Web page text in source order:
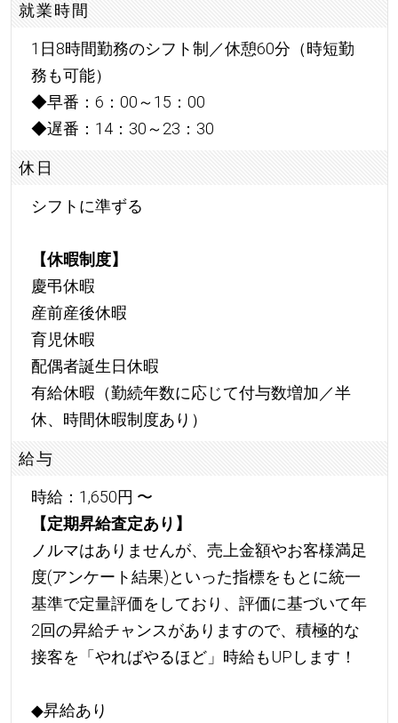
就業時間
1日8時間勤務のシフト制／休憩60分（時短勤
務も可能）
◆早番：6：00～15：00
◆遅番：14：30～23：30
休日
シフトに準ずる
【休暇制度】
慶弔休暇
産前産後休暇
育児休暇
配偶者誕生日休暇
有給休暇（勤続年数に応じて付与数増加／半
休、時間休暇制度あり）
給与
時給：1,650円 〜
【定期昇給査定あり】
ノルマはありませんが、売上金額やお客様満足
度(アンケート結果)といった指標をもとに統一
基準で定量評価をしており、評価に基づいて年
2回の昇給チャンスがありますので、積極的な
接客を「やればやるほど」時給もUPします！
◆昇給あり